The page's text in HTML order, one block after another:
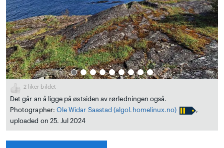
2 liker bildet
Det går an å ligge på østsiden av rørledningen også.
Photographer: Ole Widar Saastad (algol.homelinux.no)
,
uploaded on 25. Jul 2024